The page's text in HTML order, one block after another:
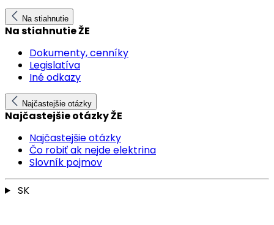
Na stiahnutie
Na stiahnutie ŽE
Dokumenty, cenníky
Legislatíva
Iné odkazy
Najčastejšie otázky
Najčastejšie otázky ŽE
Najčastejšie otázky
Čo robiť ak nejde elektrina
Slovník pojmov
SK